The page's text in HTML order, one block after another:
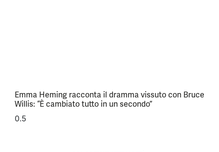
Emma Heming racconta il dramma vissuto con Bruce
Willis: “È cambiato tutto in un secondo”